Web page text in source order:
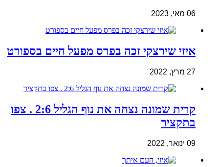
06 מאי, 2023
איזי שירצקי זכה בפרס מפעל חיים בספורט
27 מרץ, 2022
קרית שמונה נצחה את נוף הגליל 2:6 . צפו
בתקציר
09 ינואר, 2022